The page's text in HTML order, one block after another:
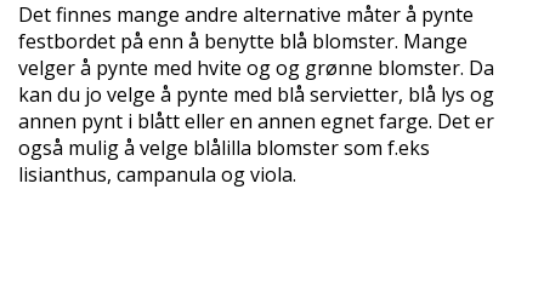
Det finnes mange andre alternative måter å pynte
festbordet på enn å benytte blå blomster. Mange
velger å pynte med hvite og og grønne blomster. Da
kan du jo velge å pynte med blå servietter, blå lys og
annen pynt i blått eller en annen egnet farge. Det er
også mulig å velge blålilla blomster som f.eks
lisianthus, campanula og viola.